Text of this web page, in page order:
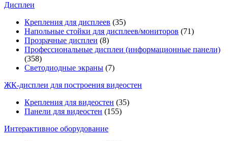
Дисплеи
Крепления для дисплеев (35)
Напольные стойки для дисплеев/мониторов (71)
Прозрачные дисплеи (8)
Профессиональные дисплеи (информационные панели)
(358)
Светодиодные экраны (7)
ЖК-дисплеи для построения видеостен
Крепления для видеостен (35)
Панели для видеостен (155)
Интерактивное оборудование